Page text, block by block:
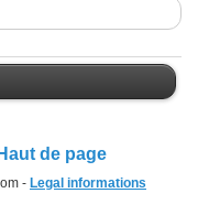
Haut de page
- Legal informations